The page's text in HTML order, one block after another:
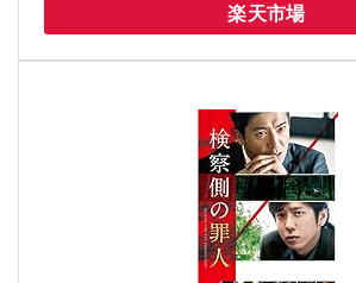
楽天市場